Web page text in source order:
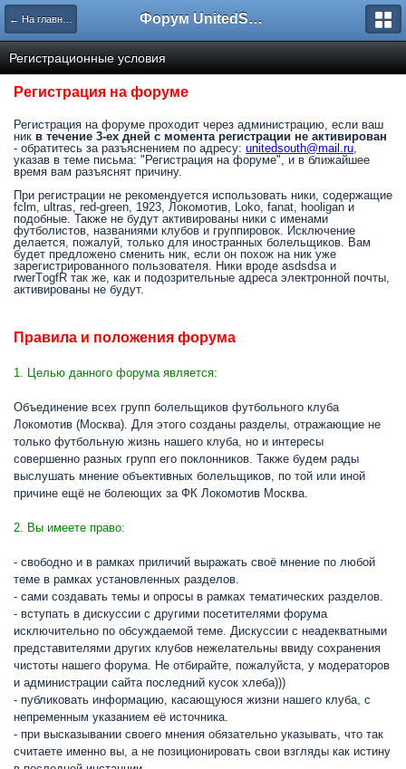
← На главную Форум UnitedSouth
Регистрационные условия
Регистрация на форуме
Регистрация на форуме проходит через администрацию, если ваш
ник в течение 3-ех дней с момента регистрации не активирован
- обратитесь за разъяснением по адресу: unitedsouth@mail.ru,
указав в теме письма: "Регистрация на форуме", и в ближайшее
время вам разъяснят причину.
При регистрации не рекомендуется использовать ники, содержащие
fclm, ultras, red-green, 1923, Локомотив, Loko, fanat, hooligan и
подобные. Также не будут активированы ники с именами
футболистов, названиями клубов и группировок. Исключение
делается, пожалуй, только для иностранных болельщиков. Вам
будет предложено сменить ник, если он похож на ник уже
зарегистрированного пользователя. Ники вроде asdsdsa и
rwerTоgfR так же, как и подозрительные адреса электронной почты,
активированы не будут.
Правила и положения форума
1. Целью данного форума является:
Объединение всех групп болельщиков футбольного клуба
Локомотив (Москва). Для этого созданы разделы, отражающие не
только футбольную жизнь нашего клуба, но и интересы
совершенно разных групп его поклонников. Также будем рады
выслушать мнение объективных болельщиков, по той или иной
причине ещё не болеющих за ФК Локомотив Москва.
2. Вы имеете право:
- свободно и в рамках приличий выражать своё мнение по любой
теме в рамках установленных разделов.
- сами создавать темы и опросы в рамках тематических разделов.
- вступать в дискуссии с другими посетителями форума
исключительно по обсуждаемой теме. Дискуссии с неадекватными
представителями других клубов нежелательны ввиду сохранения
чистоты нашего форума. Не отбирайте, пожалуйста, у модераторов
и администрации сайта последний кусок хлеба)))
- публиковать информацию, касающуюся жизни нашего клуба, с
непременным указанием её источника.
- при высказывании своего мнения обязательно указывать, что так
считаете именно вы, а не позиционировать свои взгляды как истину